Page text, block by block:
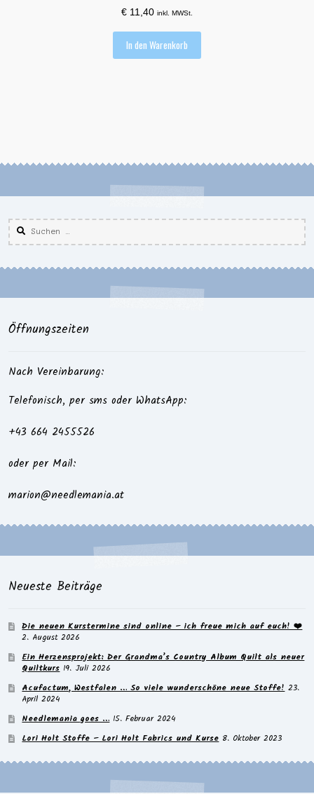
€ 11,40 inkl. MWSt.
In den Warenkorb
Suchen
nach:
Öffnungszeiten
Nach Vereinbarung:
Telefonisch, per sms oder WhatsApp:
+43 664 2455526
oder per Mail:
marion@needlemania.at
Neueste Beiträge
Die neuen Kurstermine sind online – ich freue mich auf euch! ❤️
2. August 2026
Ein Herzensprojekt: Der Grandma’s Country Album Quilt als neuer
Quiltkurs 19. Juli 2026
Acufactum, Westfalen … So viele wunderschöne neue Stoffe! 23.
April 2024
Needlemania goes … 15. Februar 2024
Lori Holt Stoffe – Lori Holt Fabrics und Kurse 8. Oktober 2023